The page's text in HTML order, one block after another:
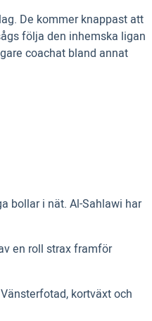
De kommer knappast att
följa den inhemska ligan
coachat bland annat
bollar i nät. Al-Sahlawi har
en roll strax framför
kortväxt och